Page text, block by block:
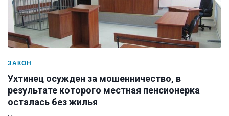
ЗАКОН
Ухтинец осужден за мошенничество, в
результате которого местная пенсионерка
осталась без жилья